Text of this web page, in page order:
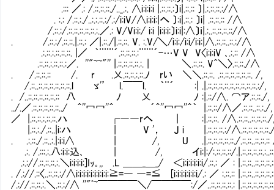
.::: ／.: /.::.::.::./.._.:. ∧i:i:i:i |.::.::.:〕i|.::.:: 〕|.:.::.::.:/∧
. :.: /.::.:./..:.:.::.:/.:/i:iV/∧i:i:i:|へ 〕:i|.::.: 〕i| .::.::.:: /∧
/.::.:/.::.::.::.::.::.:.／.: V/Vi:i:/ i:i |i:i:i:〕i:i|:∧〕ｉ|.:..::.::.::.::/∧
. /.::.:/.::.::.|.::.: ／|.::./|.::.::. V. :.V/＼/i:i:/i:i/i:i:|∧.::.::..::.:/∧
.:.::.:.::.::.::. |／ ｀¨¨¨´.::.::.::.:¨¨¨´-…V V V〈i:i:iV ､.:.:: /∧
.::.::.:.::.::.:／. ''"~~"'' |.::.::.::.::.:. | ＼.::.::. V^＼〉.::.::./∧
. /.::.::.:: /. r㍉ .乂.::.::.:.::.ﾉ rい ＼＼.::.::.
/.::..::.::.::.::.::.::.l ゞ'’ l.￣￣l. ｀¨´ :| .|.::.::.::.::.::.::.::.::.::.:/,
. /..::.::.::.::.::.:: 八 ﾉ 乂 ﾉ :|.::/∧. ⌒ア.::.::./, お母
../.／.::.::.::.::.::../ ＾''冖冖''＾ ´＾''冖冖''＾｀ |.::.::/∧／.::.::..::.:./,
／ |.::.::.:.::.::.ハ ┌――rへ | :|.::.::. /
|.::.:./.::..|i:ハ | V '， J i |.::.::.::.:/
. .:.::./.::..:.|:i:i∧ | /, U .|.::.::.::.::.::./.::.::..::.::.::
.:. /.:::.:.八:i:i:込､ | /, イi:|:/:.::.::.::/
.:.://.::.::.::.:.＼i:i:i:i:]Iｯ｡,, .L ＿＿_＿_/ ＜i:i:i:i:i:i/.::.: ／ :
. /.://.::〈..::.::.:/∧i:i:i:i:i:i:i:i:i:≧=― ―=≦ [i:i:i:i:i:i:i/.: ／ :.::.::
/.://.::.::.:.＼.::.:/∧ ''"ﾟ~￣￣￣￣＼/￣￣￣￣:/／..::.::.::.::.: